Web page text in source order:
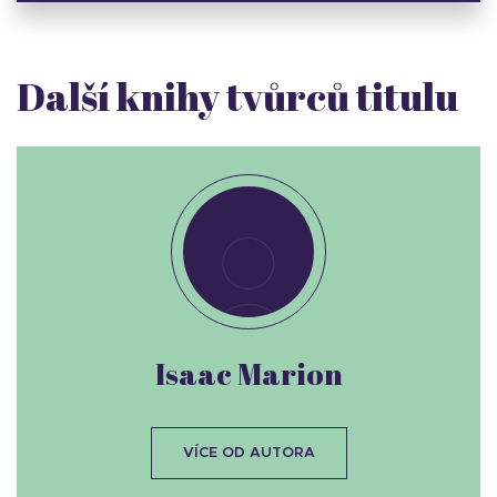
Další knihy tvůrců titulu
Isaac Marion
VÍCE OD AUTORA